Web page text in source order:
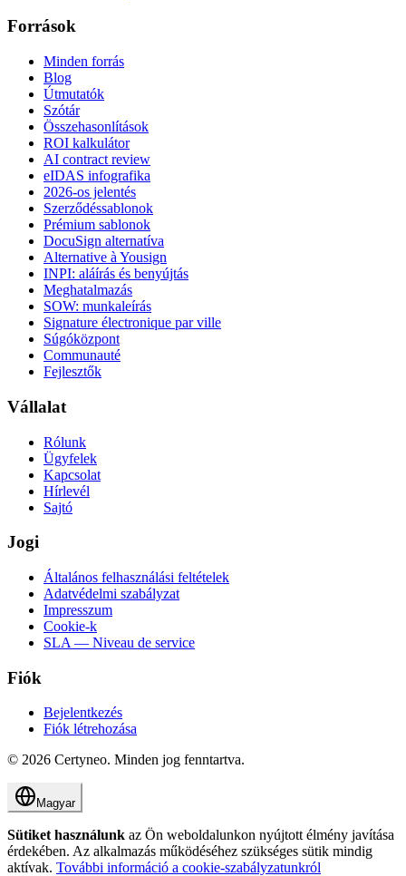
Források
Minden forrás
Blog
Útmutatók
Szótár
Összehasonlítások
ROI kalkulátor
AI contract review
eIDAS infografika
2026-os jelentés
Szerződéssablonok
Prémium sablonok
DocuSign alternatíva
Alternative à Yousign
INPI: aláírás és benyújtás
Meghatalmazás
SOW: munkaleírás
Signature électronique par ville
Súgóközpont
Communauté
Fejlesztők
Vállalat
Rólunk
Ügyfelek
Kapcsolat
Hírlevél
Sajtó
Jogi
Általános felhasználási feltételek
Adatvédelmi szabályzat
Impresszum
Cookie-k
SLA — Niveau de service
Fiók
Bejelentkezés
Fiók létrehozása
© 2026 Certyneo. Minden jog fenntartva.
Magyar
Sütiket használunk az Ön weboldalunkon nyújtott élmény javítása
érdekében. Az alkalmazás működéséhez szükséges sütik mindig
aktívak. További információ a cookie-szabályzatunkról